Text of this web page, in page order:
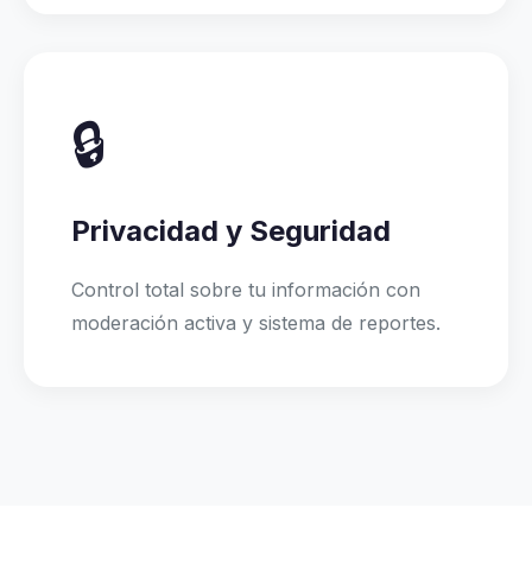
🔒
Privacidad y Seguridad
Control total sobre tu información con
moderación activa y sistema de reportes.